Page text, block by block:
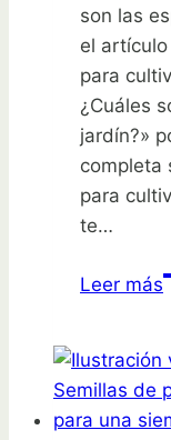
son las
el
para
¿Cuáles
jardín?»
completa
para
te…
Leer más